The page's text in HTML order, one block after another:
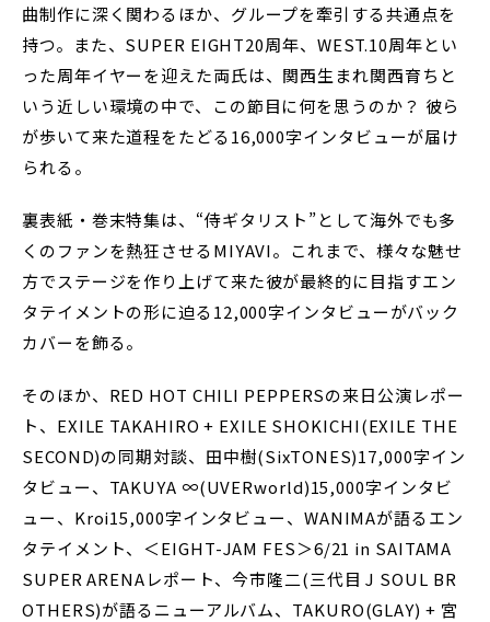
曲制作に深く関わるほか、グループを牽引する共通点を
持つ。また、SUPER EIGHT20周年、WEST.10周年とい
った周年イヤーを迎えた両氏は、関西生まれ関西育ちと
いう近しい環境の中で、この節目に何を思うのか？ 彼ら
が歩いて来た道程をたどる16,000字インタビューが届け
られる。
裏表紙・巻末特集は、“侍ギタリスト”として海外でも多
くのファンを熱狂させるMIYAVI。これまで、様々な魅せ
方でステージを作り上げて来た彼が最終的に目指すエン
タテイメントの形に迫る12,000字インタビューがバック
カバーを飾る。
そのほか、RED HOT CHILI PEPPERSの来日公演レポー
ト、EXILE TAKAHIRO + EXILE SHOKICHI(EXILE THE
SECOND)の同期対談、田中樹(SixTONES)17,000字イン
タビュー、TAKUYA ∞(UVERworld)15,000字インタビ
ュー、Kroi15,000字インタビュー、WANIMAが語るエン
タテイメント、＜EIGHT-JAM FES＞6/21 in SAITAMA
SUPER ARENAレポート、今市隆二(三代目 J SOUL BR
OTHERS)が語るニューアルバム、TAKURO(GLAY) + 宮